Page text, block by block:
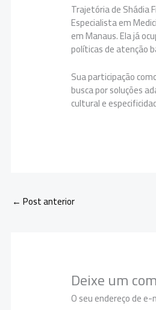
Trajetória de Shádia
Especialista em
em Manaus. Ela já
políticas de atenção
Sua participação
busca por soluções
cultural e
← Post anterior
Deixe um
O seu endereço de